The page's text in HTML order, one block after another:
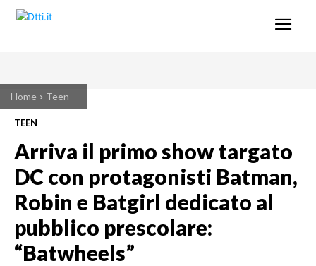
Home Teen
TEEN
Arriva il primo show targato
DC con protagonisti Batman,
Robin e Batgirl dedicato al
pubblico prescolare:
“Batwheels”